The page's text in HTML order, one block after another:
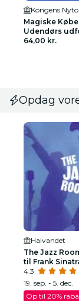
Kongens
Magiske
Udendørs
64,00 kr.
Opdag
Halvandet
The Jazz
til Frank
Armstrong
4.3
19. sep. - 5. dec.
Op til 20%